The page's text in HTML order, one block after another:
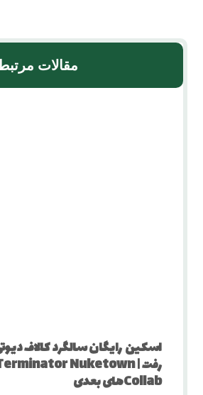
مقالات
اسکین رایگان سالگرد کالاف
Collabهای بعدی